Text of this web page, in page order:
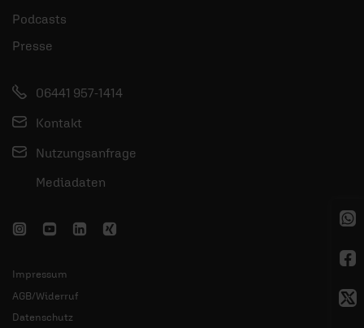
Podcasts
Presse
06441 957-1414
Kontakt
Nutzungsanfrage
Mediadaten
Impressum
AGB/Widerruf
Datenschutz